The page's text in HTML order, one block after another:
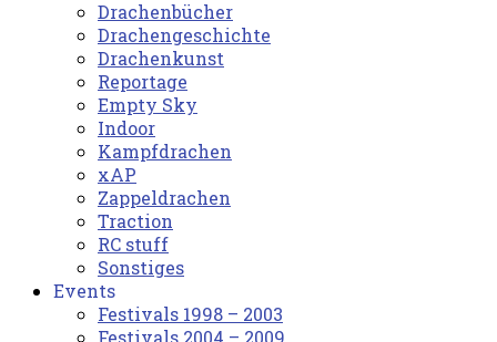
Drachenbücher
Drachengeschichte
Drachenkunst
Reportage
Empty Sky
Indoor
Kampfdrachen
xAP
Zappeldrachen
Traction
RC stuff
Sonstiges
Events
Festivals 1998 – 2003
Festivals 2004 – 2009